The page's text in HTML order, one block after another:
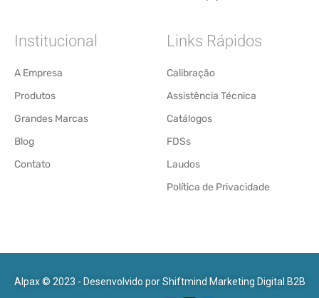
Institucional
A Empresa
Produtos
Grandes Marcas
Blog
Contato
Links Rápidos
Calibração
Assistência Técnica
Catálogos
FDSs
Laudos
Política de Privacidade
Alpax © 2023 - Desenvolvido porShiftmind Marketing Digital B2B